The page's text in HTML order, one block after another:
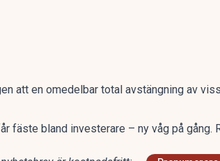
att en omedelbar total avstängning av
fäste bland investerare – ny våg på gång.